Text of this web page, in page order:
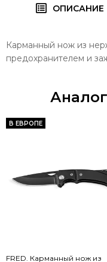
ОПИСАНИЕ
Карманный нож из
предохранителем и
В ЕВРОПЕ
FRED. Карманный нож из